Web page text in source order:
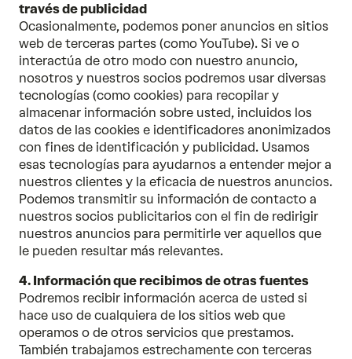
través de publicidad
Ocasionalmente, podemos poner anuncios en sitios
web de terceras partes (como YouTube). Si ve o
interactúa de otro modo con nuestro anuncio,
nosotros y nuestros socios podremos usar diversas
tecnologías (como cookies) para recopilar y
almacenar información sobre usted, incluidos los
datos de las cookies e identificadores anonimizados
con fines de identificación y publicidad. Usamos
esas tecnologías para ayudarnos a entender mejor a
nuestros clientes y la eficacia de nuestros anuncios.
Podemos transmitir su información de contacto a
nuestros socios publicitarios con el fin de redirigir
nuestros anuncios para permitirle ver aquellos que
le pueden resultar más relevantes.
4. Información que recibimos de otras fuentes
Podremos recibir información acerca de usted si
hace uso de cualquiera de los sitios web que
operamos o de otros servicios que prestamos.
También trabajamos estrechamente con terceras